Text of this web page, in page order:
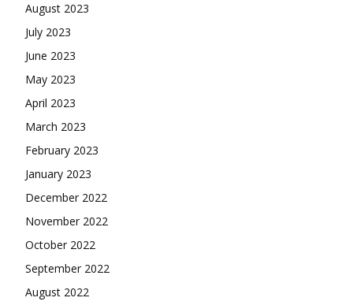
August 2023
July 2023
June 2023
May 2023
April 2023
March 2023
February 2023
January 2023
December 2022
November 2022
October 2022
September 2022
August 2022